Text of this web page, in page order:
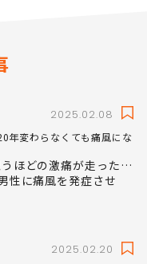
2025.02.08
年変わらなくても痛風にな
ほどの激痛が走った…
性に痛風を発症させ
2025.02.20